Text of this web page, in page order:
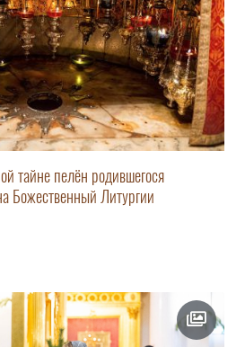
тайне пелён родившегося
Божественный Литургии